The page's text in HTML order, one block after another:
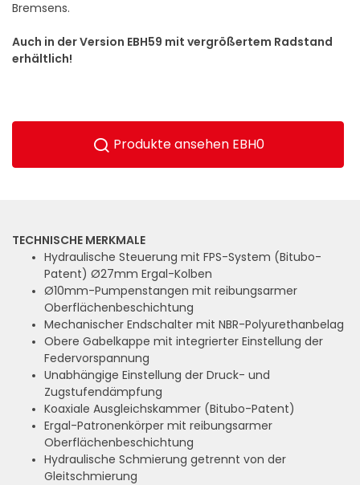
Bremsens.
Auch in der Version EBH59 mit vergrößertem Radstand
erhältlich!
Produkte ansehen EBH0
TECHNISCHE MERKMALE
Hydraulische Steuerung mit FPS-System (Bitubo-
Patent) Ø27mm Ergal-Kolben
Ø10mm-Pumpenstangen mit reibungsarmer
Oberflächenbeschichtung
Mechanischer Endschalter mit NBR-Polyurethanbelag
Obere Gabelkappe mit integrierter Einstellung der
Federvorspannung
Unabhängige Einstellung der Druck- und
Zugstufendämpfung
Koaxiale Ausgleichskammer (Bitubo-Patent)
Ergal-Patronenkörper mit reibungsarmer
Oberflächenbeschichtung
Hydraulische Schmierung getrennt von der
Gleitschmierung